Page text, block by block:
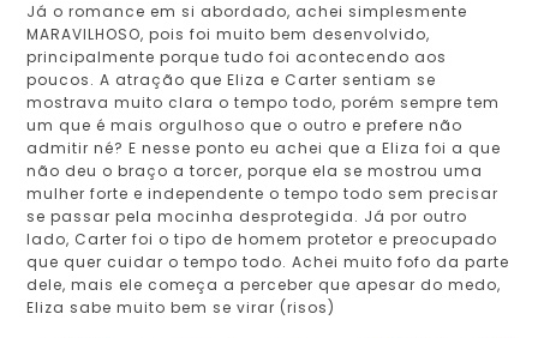
Já o romance em si abordado, achei simplesmente
MARAVILHOSO, pois foi muito bem desenvolvido,
principalmente porque tudo foi acontecendo aos
poucos. A atração que Eliza e Carter sentiam se
mostrava muito clara o tempo todo, porém sempre tem
um que é mais orgulhoso que o outro e prefere não
admitir né? E nesse ponto eu achei que a Eliza foi a que
não deu o braço a torcer, porque ela se mostrou uma
mulher forte e independente o tempo todo sem precisar
se passar pela mocinha desprotegida. Já por outro
lado, Carter foi o tipo de homem protetor e preocupado
que quer cuidar o tempo todo. Achei muito fofo da parte
dele, mais ele começa a perceber que apesar do medo,
Eliza sabe muito bem se virar (risos)